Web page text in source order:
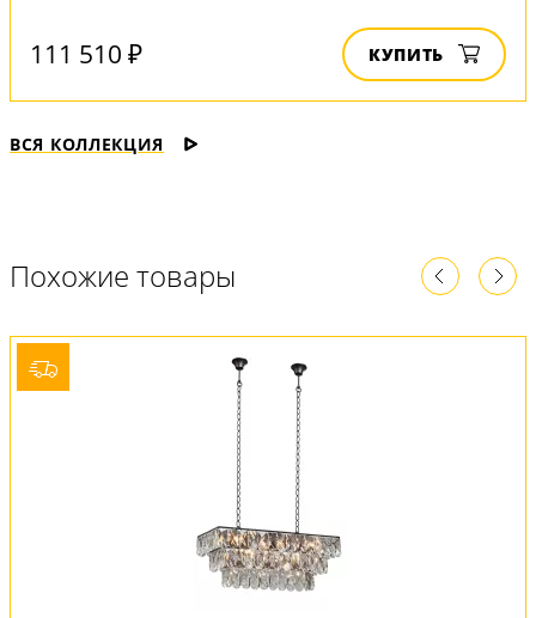
111 510 ₽ КУПИТЬ
ВСЯ КОЛЛЕКЦИЯ
Похожие товары